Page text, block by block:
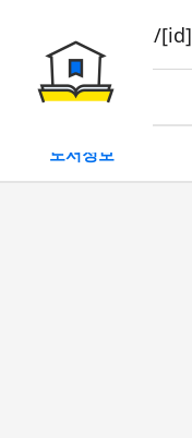
book/rent/[id]
대여
도서정보